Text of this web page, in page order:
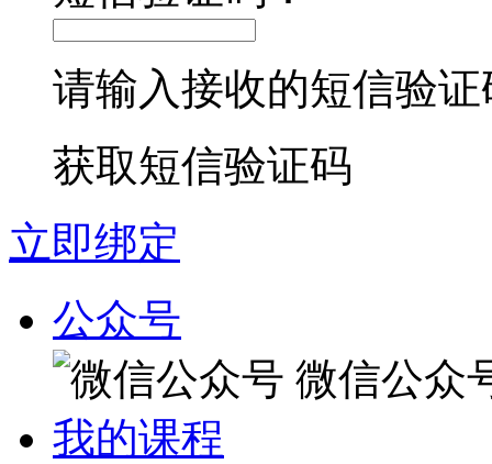
请输入接收的短信验证
获取短信验证码
立即绑定
公众号
微信公众
我的课程